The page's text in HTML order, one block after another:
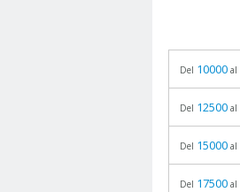
Del 10000 al
Del 12500 al
Del 15000 al
Del 17500 al